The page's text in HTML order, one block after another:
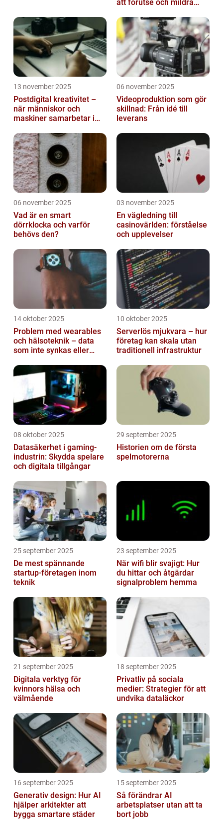
att förutse och mildra
13 november 2025
Postdigital kreativitet –
när människor och
maskiner samarbetar i
06 november 2025
Videoproduktion som gör
skillnad: Från idé till
leverans
06 november 2025
Vad är en smart
dörrklocka och varför
behövs den?
03 november 2025
En vägledning till
casinovärlden: förståelse
och upplevelser
14 oktober 2025
Problem med wearables
och hälsoteknik – data
som inte synkas eller
10 oktober 2025
Serverlös mjukvara – hur
företag kan skala utan
traditionell infrastruktur
08 oktober 2025
Datasäkerhet i gaming-
industrin: Skydda spelare
och digitala tillgångar
29 september 2025
Historien om de första
spelmotorerna
25 september 2025
De mest spännande
startup-företagen inom
teknik
23 september 2025
När wifi blir svajigt: Hur
du hittar och åtgärdar
signalproblem hemma
21 september 2025
Digitala verktyg för
kvinnors hälsa och
välmående
18 september 2025
Privatliv på sociala
medier: Strategier för att
undvika dataläckor
16 september 2025
Generativ design: Hur AI
hjälper arkitekter att
bygga smartare städer
15 september 2025
Så förändrar AI
arbetsplatser utan att ta
bort jobb